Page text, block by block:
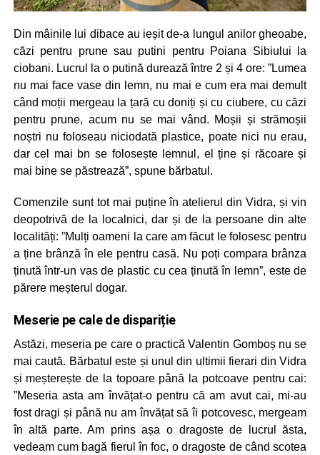
Din mâinile lui dibace au ieșit de-a lungul anilor gheoabe,
căzi pentru prune sau putini pentru Poiana Sibiului la
ciobani. Lucrul la o putină durează între 2 și 4 ore: ”Lumea
nu mai face vase din lemn, nu mai e cum era mai demult
când moții mergeau la țară cu doniți și cu ciubere, cu căzi
pentru prune, acum nu se mai vând. Moșii și strămoșii
noștri nu foloseau niciodată plastice, poate nici nu erau,
dar cel mai bn se folosește lemnul, el ține și răcoare și
mai bine se păstrează”, spune bărbatul.
Comenzile sunt tot mai puține în atelierul din Vidra, și vin
deopotrivă de la localnici, dar și de la persoane din alte
localități: ”Mulți oameni la care am făcut le folosesc pentru
a ține brânză în ele pentru casă. Nu poți compara brânza
ținută într-un vas de plastic cu cea ținută în lemn”, este de
părere meșterul dogar.
Meserie pe cale de dispariție
Astăzi, meseria pe care o practică Valentin Gomboș nu se
mai caută. Bărbatul este și unul din ultimii fierari din Vidra
și meșterește de la topoare până la potcoave pentru cai:
”Meseria asta am învățat-o pentru că am avut cai, mi-au
fost dragi și până nu am învățat să îi potcovesc, mergeam
în altă parte. Am prins așa o dragoste de lucrul ăsta,
vedeam cum bagă fierul în foc, o dragoste de când scotea